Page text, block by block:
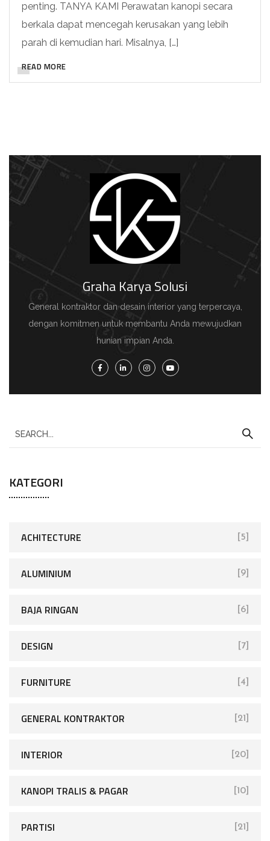
penting. TANYA KAMI Perawatan kanopi secara
berkala dapat mencegah kerusakan yang lebih
parah di kemudian hari. Misalnya, […]
READ MORE
Graha Karya Solusi
General kontraktor dan desain interior yang terpercaya,
dengan komitmen untuk membantu Anda mewujudkan
hunian impian Anda.
KATEGORI
ACHITECTURE [5]
ALUMINIUM [9]
BAJA RINGAN [6]
DESIGN [7]
FURNITURE [4]
GENERAL KONTRAKTOR [21]
INTERIOR [20]
KANOPI TRALIS & PAGAR [10]
PARTISI [21]